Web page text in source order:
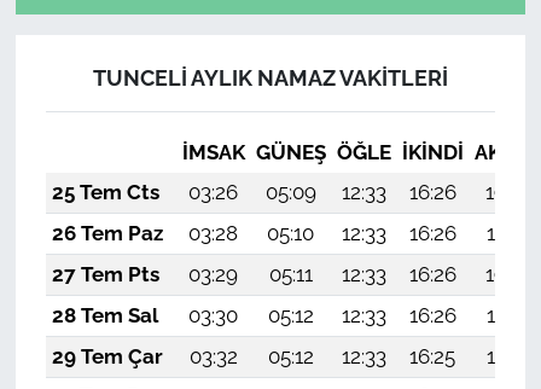
TUNCELİ AYLIK NAMAZ VAKITLERI
İMSAK GÜNEŞ ÖĞLE İKINDI
25 Tem Cts
03:26 05:09 12:33 16:26
19:48
26 Tem Paz
03:28 05:10 12:33 16:26
19:47
27 Tem Pts
03:29 05:11 12:33 16:26
19:46
28 Tem Sal
03:30 05:12 12:33 16:26
19:45
29 Tem Çar
03:32 05:12 12:33 16:25
19:44